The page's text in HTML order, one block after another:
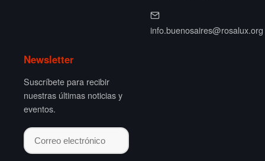
info.buenosaires@rosalux.org
Newsletter
Suscríbete para recibir
nuestras últimas noticias y
eventos.